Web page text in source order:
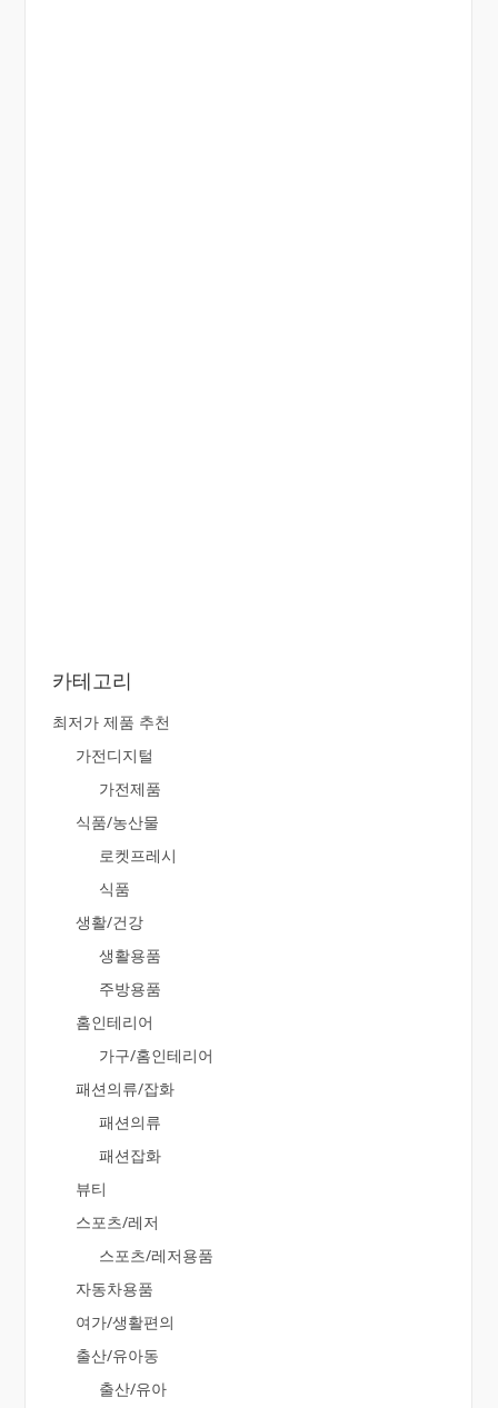
카테고리
최저가 제품 추천
가전디지털
가전제품
식품/농산물
로켓프레시
식품
생활/건강
생활용품
주방용품
홈인테리어
가구/홈인테리어
패션의류/잡화
패션의류
패션잡화
뷰티
스포츠/레저
스포츠/레저용품
자동차용품
여가/생활편의
출산/유아동
출산/유아